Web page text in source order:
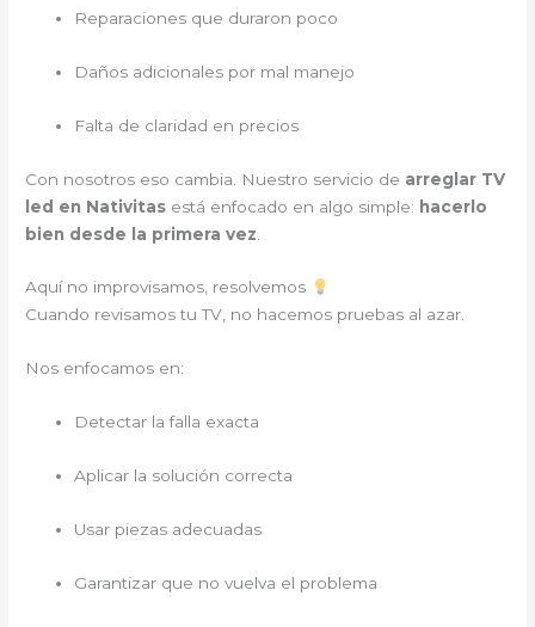
Reparaciones que duraron poco
Daños adicionales por mal manejo
Falta de claridad en precios
Con nosotros eso cambia. Nuestro servicio de arreglar TV
led en Nativitas está enfocado en algo simple: hacerlo
bien desde la primera vez
Aquí no improvisamos, resolvemos
Cuando revisamos tu TV, no hacemos pruebas al azar.
Nos enfocamos en:
Detectar la falla exacta
Aplicar la solución correcta
Usar piezas adecuadas
Garantizar que no vuelva el problema